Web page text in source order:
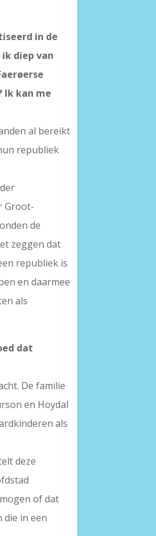
in de
diep van
Ik kan me
al bereikt
republiek
Groot-
de
zeggen dat
republiek is
en daarmee
als
dat
De familie
en Hoydal
als
deze
of dat
die in een